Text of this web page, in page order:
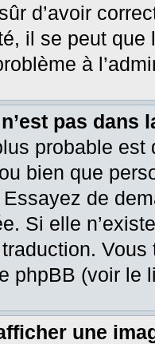
d’avoir
il se peut
à
pas dans
probable est
bien que
de
Si elle
phpBB (voir le
une